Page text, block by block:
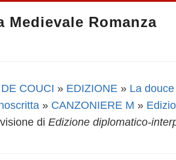
Medievale Romanza
COUCI » EDIZIONE » La
» CANZONIERE M »
di Edizione diplomatico-